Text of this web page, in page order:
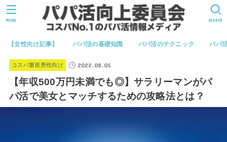
【女性向け記事】 パパ活の基礎知識 パパ活のテクニック パパ
SEARCH
MENU
コスパ重視男性向け 2022.08.05
【年収500万円未満でも◎】サラリーマンがパ
パ活で美女とマッチするための攻略法とは？